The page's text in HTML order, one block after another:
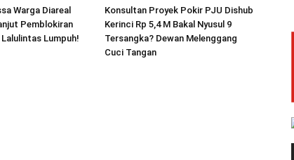
Warga Diareal
Pemblokiran
Lumpuh!
Konsultan Proyek Pokir PJU Dishub
Kerinci Rp 5,4 M Bakal Nyusul 9
Tersangka? Dewan Melenggang
Cuci Tangan